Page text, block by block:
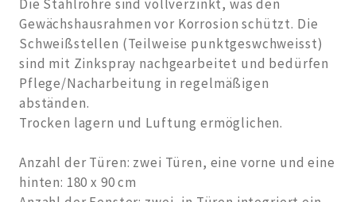
Die Stahlrohre sind vollverzinkt, was den
Gewächshausrahmen vor Korrosion schützt. Die
Schweißstellen (Teilweise punktgeswchweisst)
sind mit Zinkspray nachgearbeitet und bedürfen
Pflege/Nacharbeitung in regelmäßigen
abständen.
Trocken lagern und Luftung ermöglichen.
Anzahl der Türen: zwei Türen, eine vorne und eine
hinten: 180 x 90 cm